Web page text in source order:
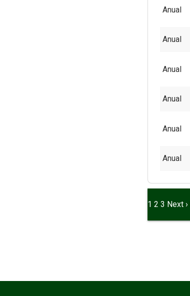
Anual
Anual
Anual
Anual
Anual
Anual
12 3 Next ›